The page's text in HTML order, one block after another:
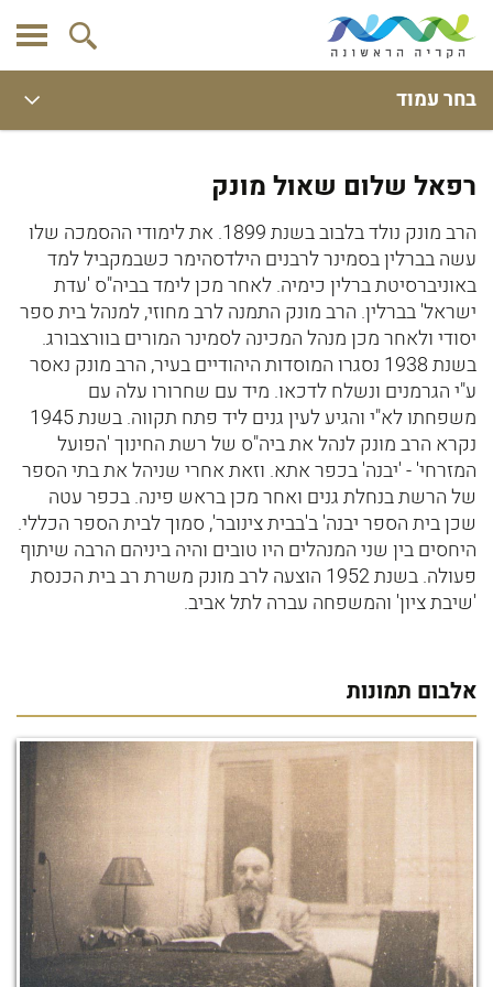
בחר עמוד
רפאל שלום שאול מונק
הרב מונק נולד בלבוב בשנת 1899. את לימודי ההסמכה שלו
עשה בברלין בסמינר לרבנים הילדסהימר כשבמקביל למד
באוניברסיטת ברלין כימיה. לאחר מכן לימד בביה"ס 'עדת
ישראל' בברלין. הרב מונק התמנה לרב מחוזי, למנהל בית ספר
יסודי ולאחר מכן מנהל המכינה לסמינר המורים בוורצבורג.
בשנת 1938 נסגרו המוסדות היהודיים בעיר, הרב מונק נאסר
ע"י הגרמנים ונשלח לדכאו. מיד עם שחרורו עלה עם
משפחתו לא"י והגיע לעין גנים ליד פתח תקווה. בשנת 1945
נקרא הרב מונק לנהל את ביה"ס של רשת החינוך 'הפועל
המזרחי' - 'יבנה' בכפר אתא. וזאת אחרי שניהל את בתי הספר
של הרשת בנחלת גנים ואחר מכן בראש פינה. בכפר עטה
שכן בית הספר יבנה' ב'בבית צינובר', סמוך לבית הספר הכללי.
היחסים בין שני המנהלים היו טובים והיה ביניהם הרבה שיתוף
פעולה. בשנת 1952 הוצעה לרב מונק משרת רב בית הכנסת
'שיבת ציון' והמשפחה עברה לתל אביב.
אלבום תמונות